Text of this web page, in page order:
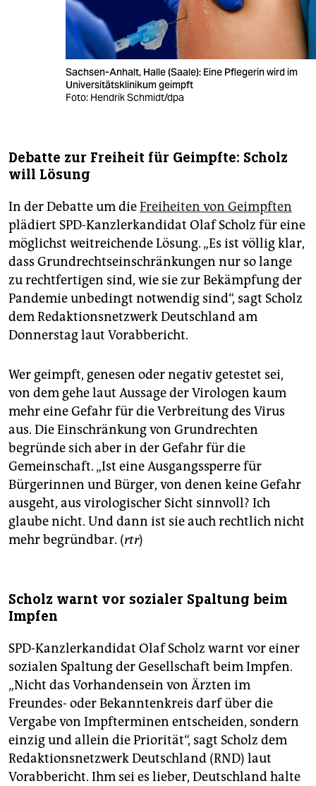
Sachsen-Anhalt, Halle (Saale): Eine Pflegerin wird im
Universitätsklinikum geimpft
Foto: Hendrik Schmidt/dpa
Debatte zur Freiheit für Geimpfte: Scholz
will Lösung
In der Debatte um dieFreiheiten von Geimpften
plädiert SPD-Kanzlerkandidat Olaf Scholz für eine
möglichst weitreichende Lösung. „Es ist völlig klar,
dass Grundrechtseinschränkungen nur so lange
zu rechtfertigen sind, wie sie zur Bekämpfung der
Pandemie unbedingt notwendig sind“, sagt Scholz
dem Redaktionsnetzwerk Deutschland am
Donnerstag laut Vorabbericht.
Wer geimpft, genesen oder negativ getestet sei,
von dem gehe laut Aussage der Virologen kaum
mehr eine Gefahr für die Verbreitung des Virus
aus. Die Einschränkung von Grundrechten
begründe sich aber in der Gefahr für die
Gemeinschaft. „Ist eine Ausgangssperre für
Bürgerinnen und Bürger, von denen keine Gefahr
ausgeht, aus virologischer Sicht sinnvoll? Ich
glaube nicht. Und dann ist sie auch rechtlich nicht
mehr begründbar. (rtr)
Scholz warnt vor sozialer Spaltung beim
Impfen
SPD-Kanzlerkandidat Olaf Scholz warnt vor einer
sozialen Spaltung der Gesellschaft beim Impfen.
„Nicht das Vorhandensein von Ärzten im
Freundes- oder Bekanntenkreis darf über die
Vergabe von Impfterminen entscheiden, sondern
einzig und allein die Priorität“, sagt Scholz dem
Redaktionsnetzwerk Deutschland (RND) laut
Vorabbericht. Ihm sei es lieber, Deutschland halte